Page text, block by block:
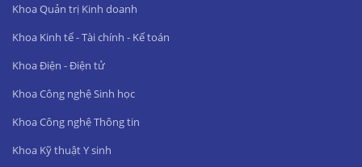
Khoa Quản trị Kinh doanh
Khoa Kinh tế - Tài chính - Kế toán
Khoa Điện - Điện tử
Khoa Công nghệ Sinh học
Khoa Công nghệ Thông tin
Khoa Kỹ thuật Y sinh